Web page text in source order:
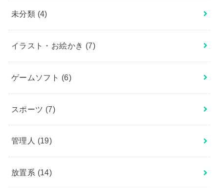
未分類 (4)
イラスト・お絵かき (7)
ゲームソフト (6)
スポーツ (7)
管理人 (19)
放置系 (14)